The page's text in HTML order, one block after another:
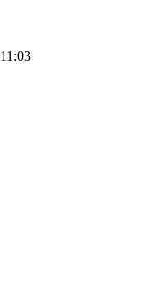
11:03